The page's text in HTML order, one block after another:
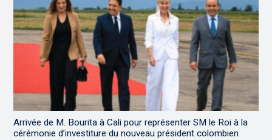
Arrivée de M. Bourita à Cali pour représenter SM le Roi à la
cérémonie d’investiture du nouveau président colombien